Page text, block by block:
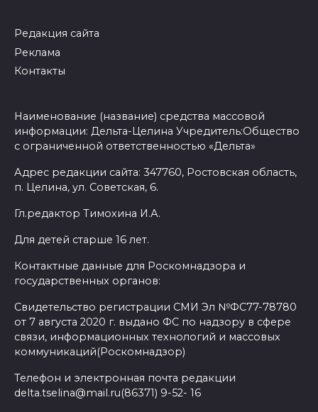
Редакция сайта
Реклама
Контакты
Наименование (название) средства массовой
информации: Дельта-Целина Учредитель:Общество
с ограниченной ответственностью «Дельта»
Адрес редакции сайта: 347760, Ростовская область,
п. Целина, ул. Советская, 6.
Гл.редактор Тимохина И.А.
Для детей старше 16 лет.
Контактные данные для Роскомнадзора и
государственных органов:
Свидетельство регистрации СМИ Эл №ФС77-78780
от 7 августа 2020 г. выдано ФС по надзору в сфере
связи, информационных технологий и массовых
коммуникаций(Роскомнадзор)
Телефон и электронная почта редакции
delta.tselina@mail.ru(86371) 9-52- 16